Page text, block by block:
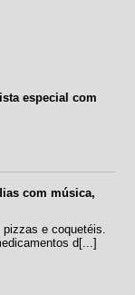
especial com
com música,
e coquetéis.
d[...]